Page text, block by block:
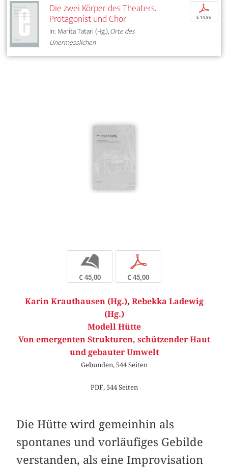
Die zwei Körper des Theaters.
Protagonist und Chor
In: Marita Tatari (Hg.),Orte des
Unermesslichen
p
€ 14,95
b
€ 45,00
p
€ 45,00
Karin Krauthausen (Hg.), Rebekka Ladewig
(Hg.)
Modell Hütte
Von emergenten Strukturen, schützender Haut
und gebauter Umwelt
Gebunden, 544 Seiten
PDF, 544 Seiten
Die Hütte wird gemeinhin als
spontanes und vorläufiges Gebilde
verstanden, als eine Improvisation